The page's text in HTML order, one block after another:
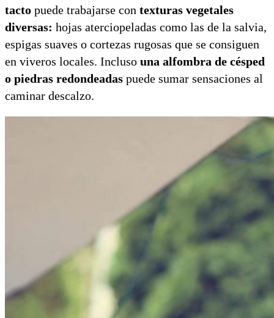
tacto puede trabajarse con texturas vegetales
diversas: hojas aterciopeladas como las de la salvia,
espigas suaves o cortezas rugosas que se consiguen
en viveros locales. Incluso una alfombra de césped
o piedras redondeadas puede sumar sensaciones al
caminar descalzo.